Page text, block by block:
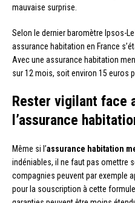
mauvaise surprise.
Selon le dernier baromètre Ipsos-
assurance habitation en France
Avec une assurance habitation
sur 12 mois, soit environ 15 euros
Rester vigilant face
l’assurance
Même si l’assurance habitation
indéniables, il ne faut pas omettre
compagnies peuvent par exemple
pour la souscription à cette